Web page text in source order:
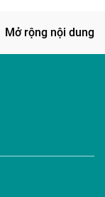
Mở rộng nội dung